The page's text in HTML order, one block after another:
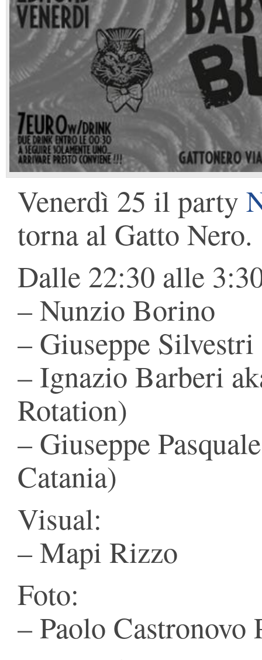
Venerdì 25 il party
torna al Gatto Nero.
Dalle 22:30 alle
– Nunzio Borino
– Giuseppe Silvestri
– Ignazio Barberi
Rotation)
– Giuseppe
Catania)
Visual:
– Mapi Rizzo
Foto:
– Paolo Castronovo